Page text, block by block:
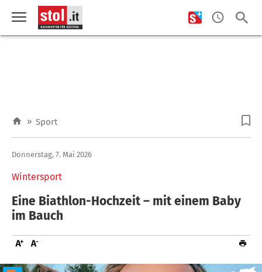
» Sport
Wintersport
Donnerstag, 7. Mai 2026
Eine Biathlon-Hochzeit – mit einem Baby
im Bauch